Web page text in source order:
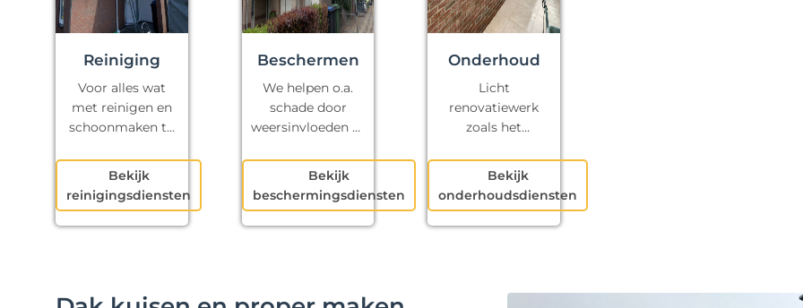
Reiniging
Voor alles wat
met reinigen en
schoonmaken te
Bekijk
reinigingsdiensten
Beschermen
We helpen o.a.
schade door
weersinvloeden te
Bekijk
beschermingsdiensten
Onderhoud
Licht
renovatiewerk
zoals het
kapotte voegen
en klein
schilderwerk.
Bekijk
onderhoudsdiensten